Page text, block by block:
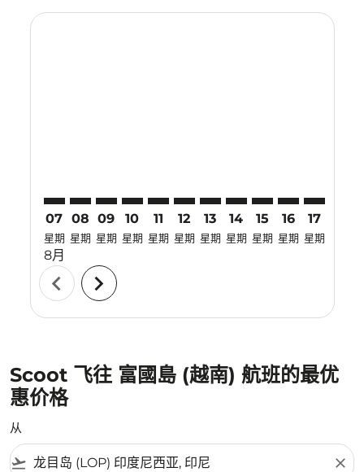
07
星期
8月
08
星期
09
星期
10
星期
11
星期
12
星期
13
星期
14
星期
15
星期
16
星期
17
星期
chevron_left chevron_right
Scoot 飞往 富國島 (越南) 航班的最优
惠价格
从
flight_takeoff close